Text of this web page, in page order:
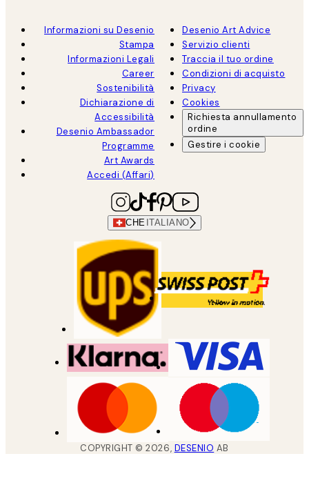
Informazioni su Desenio
Stampa
Informazioni Legali
Career
Sostenibilità
Dichiarazione di
Accessibilità
Desenio Ambassador
Programme
Art Awards
Accedi (Affari)
Desenio Art Advice
Servizio clienti
Traccia il tuo ordine
Condizioni di acquisto
Privacy
Cookies
Richiesta annullamento
ordine
Gestire i cookie
CHE ITALIANO
COPYRIGHT ©2026, DESENIO AB